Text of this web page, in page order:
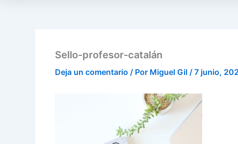
Sello-profesor-catalán
Deja un comentario / Por Miguel Gil / 7 junio,